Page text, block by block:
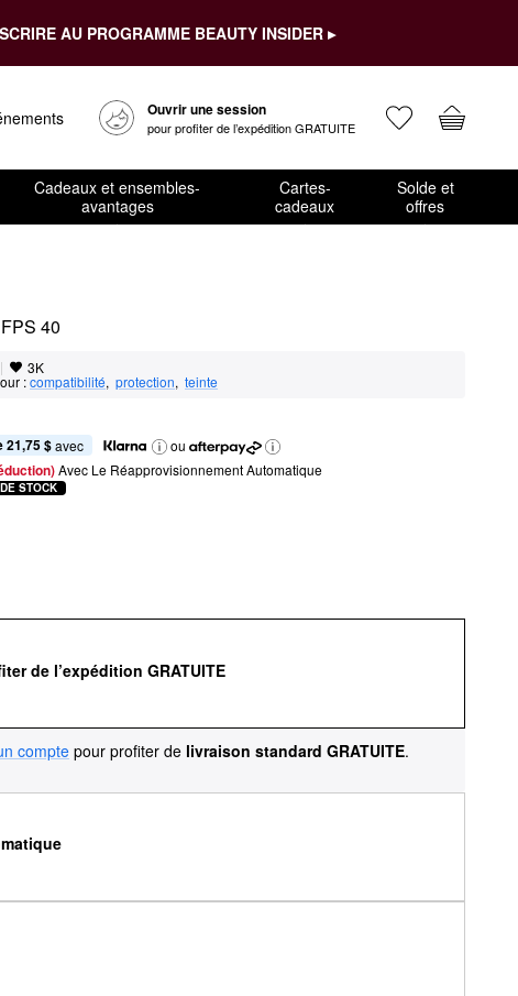
AU PROGRAMME BEAUTY INSIDER ▸
Ouvrir une session
pour profiter de l’expédition GRATUITE
Cadeaux et ensembles-
avantages
Cartes-
cadeaux
Solde et
offres
40
| 3K
:compatibilité, protection, teinte
$ avec
ou
Avec Le Réapprovisionnement Automatique
STOCK
de l’expédition GRATUITE
compte pour profiter de livraison standard GRATUITE.